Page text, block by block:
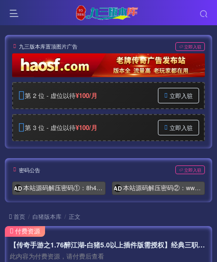
九三版本库置顶图片广告 立即入驻
第 2 位 - 虚位以待¥100/月 立即入驻
第 3 位 - 虚位以待¥100/月 立即入驻
密码公告 立即入驻
AD 本站源码解压密码①：8h4.com AD 本站源码解压密码②：www.syymw.com
首页 白猪版本库 正文
【传奇手游之1.76醉江湖-白猪5.0以上插件版需授权】经典三职业复古特色战神引擎传奇手游最新打包Win服务端源码视频架设教程-新版GM多功能网页授权物品后台-九层妖塔-法宠系统-历练殿堂-尸家重地-GM直冲网页后台-安卓苹果IOS双端版本！
此内容为付费资源，请付费后查看
付费资源